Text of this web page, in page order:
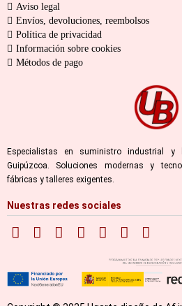
Aviso legal
Envíos, devoluciones, reembolsos
Política de privacidad
Información sobre cookies
Métodos de pago
Especialistas en suministro industrial y
Guipúzcoa. Soluciones modernas y
fábricas y talleres exigentes.
Nuestras redes sociales